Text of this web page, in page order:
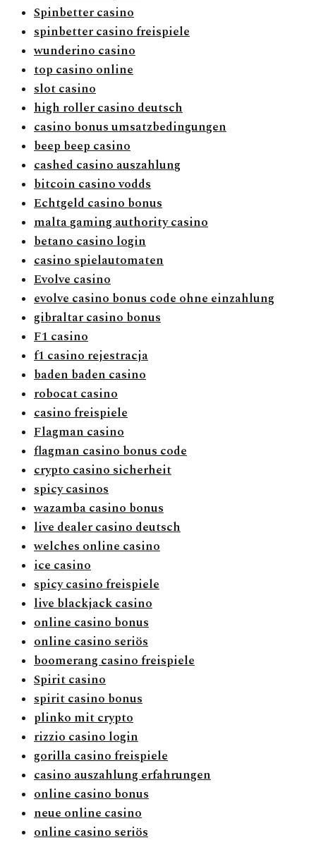
Spinbetter casino
spinbetter casino freispiele
wunderino casino
top casino online
slot casino
high roller casino deutsch
casino bonus umsatzbedingungen
beep beep casino
cashed casino auszahlung
bitcoin casino vodds
Echtgeld casino bonus
malta gaming authority casino
betano casino login
casino spielautomaten
Evolve casino
evolve casino bonus code ohne einzahlung
gibraltar casino bonus
F1 casino
f1 casino rejestracja
baden baden casino
robocat casino
casino freispiele
Flagman casino
flagman casino bonus code
crypto casino sicherheit
spicy casinos
wazamba casino bonus
live dealer casino deutsch
welches online casino
ice casino
spicy casino freispiele
live blackjack casino
online casino bonus
online casino seriös
boomerang casino freispiele
Spirit casino
spirit casino bonus
plinko mit crypto
rizzio casino login
gorilla casino freispiele
casino auszahlung erfahrungen
online casino bonus
neue online casino
online casino seriös